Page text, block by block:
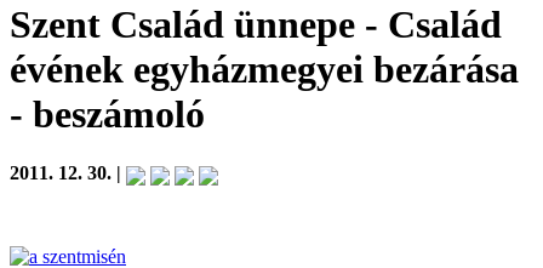
Szent Család ünnepe - Család
évének egyházmegyei bezárása
- beszámoló
2011. 12. 30. |